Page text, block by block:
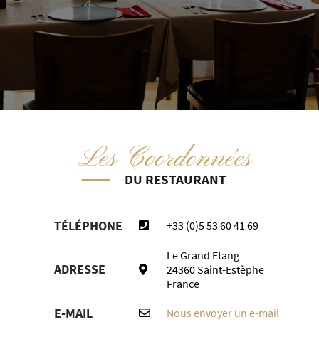
Les Coordonnées
DU RESTAURANT
TÉLÉPHONE +33 (0)5 53 60 41 69
ADRESSE
Le Grand Etang
24360 Saint-Estèphe
France
E-MAIL Nous envoyer un e-mail